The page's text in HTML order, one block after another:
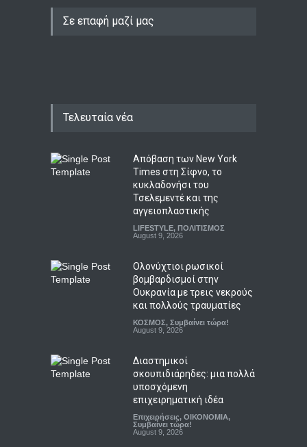
Σε επαφή μαζί μας
Τελευταία νέα
Απόβαση των New York
Times στη Σίφνο, το
κυκλαδονήσι του
Τσελεμεντέ και της
αγγειοπλαστικής
LIFESTYLE ΠΟΛΙΤΙΣΜΟΣ
August 9, 2026
Ολονύχτιοι ρωσικοί
βομβαρδισμοί στην
Ουκρανία με τρεις νεκρούς
και πολλούς τραυματίες
ΚΟΣΜΟΣ Συμβαίνει τώρα!
August 9, 2026
Διαστημικοί
σκουπιδιάρηδες: μια πολλά
υποσχόμενη
επιχειρηματική ιδέα
Επιχειρήσεις ΟΙΚΟΝΟΜΙΑ
Συμβαίνει τώρα!
August 9, 2026